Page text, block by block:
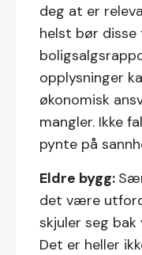
deg at er
helst bør disse
opplysninger
økonomisk
mangler. Ikke
pynte på
Eldre bygg:
det være
skjuler seg
Det er heller